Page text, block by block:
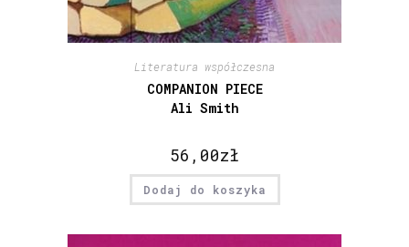
Literatura współczesna
COMPANION PIECE
Ali Smith
56,00zł
Dodaj do koszyka